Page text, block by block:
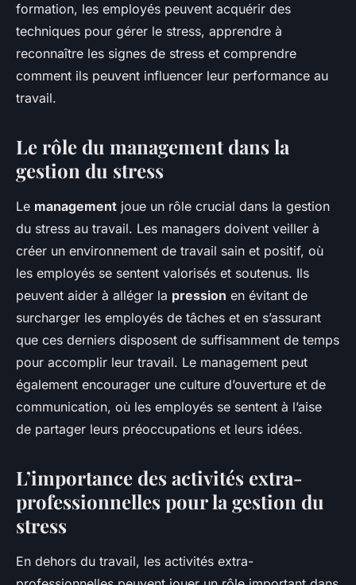
formation, les employés peuvent acquérir des
techniques pour gérer le stress, apprendre à
reconnaître les signes de stress et comprendre
comment ils peuvent influencer leur performance au
travail.
Le rôle du management dans la
gestion du stress
Le management joue un rôle crucial dans la gestion
du stress au travail. Les managers doivent veiller à
créer un environnement de travail sain et positif, où
les employés se sentent valorisés et soutenus. Ils
peuvent aider à alléger la pression en évitant de
surcharger les employés de tâches et en s’assurant
que ces derniers disposent de suffisamment de temps
pour accomplir leur travail. Le management peut
également encourager une culture d’ouverture et de
communication, où les employés se sentent à l’aise
de partager leurs préoccupations et leurs idées.
L’importance des activités extra-
professionnelles pour la gestion du
stress
En dehors du travail, les activités extra-